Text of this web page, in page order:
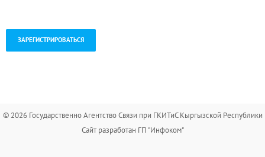
© 2026 Государственно Агентство Связи при ГКИТиС Кыргызской Республики
Сайт разработан ГП "Инфоком"